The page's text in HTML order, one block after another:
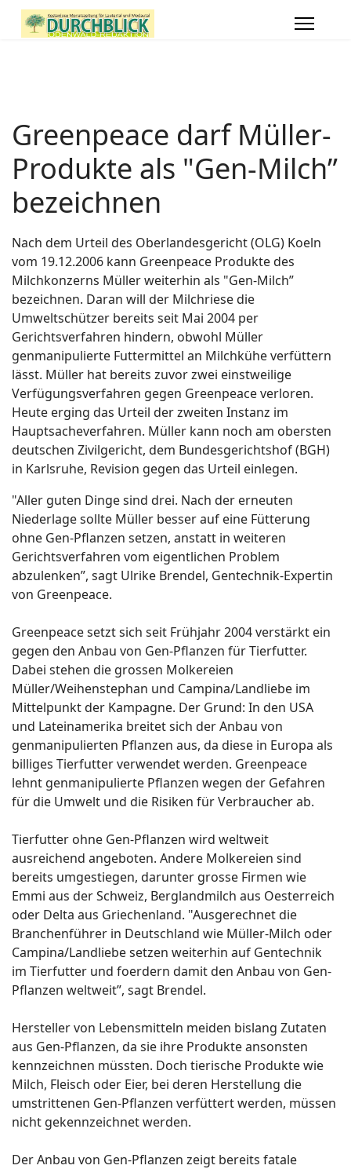
Greenpeace darf Müller-
Produkte als "Gen-Milch”
bezeichnen
Nach dem Urteil des Oberlandesgericht (OLG) Koeln
vom 19.12.2006 kann Greenpeace Produkte des
Milchkonzerns Müller weiterhin als "Gen-Milch”
bezeichnen. Daran will der Milchriese die
Umweltschützer bereits seit Mai 2004 per
Gerichtsverfahren hindern, obwohl Müller
genmanipulierte Futtermittel an Milchkühe verfüttern
lässt. Müller hat bereits zuvor zwei einstweilige
Verfügungsverfahren gegen Greenpeace verloren.
Heute erging das Urteil der zweiten Instanz im
Hauptsacheverfahren. Müller kann noch am obersten
deutschen Zivilgericht, dem Bundesgerichtshof (BGH)
in Karlsruhe, Revision gegen das Urteil einlegen.
"Aller guten Dinge sind drei. Nach der erneuten
Niederlage sollte Müller besser auf eine Fütterung
ohne Gen-Pflanzen setzen, anstatt in weiteren
Gerichtsverfahren vom eigentlichen Problem
abzulenken”, sagt Ulrike Brendel, Gentechnik-Expertin
von Greenpeace.
Greenpeace setzt sich seit Frühjahr 2004 verstärkt ein
gegen den Anbau von Gen-Pflanzen für Tierfutter.
Dabei stehen die grossen Molkereien
Müller/Weihenstephan und Campina/Landliebe im
Mittelpunkt der Kampagne. Der Grund: In den USA
und Lateinamerika breitet sich der Anbau von
genmanipulierten Pflanzen aus, da diese in Europa als
billiges Tierfutter verwendet werden. Greenpeace
lehnt genmanipulierte Pflanzen wegen der Gefahren
für die Umwelt und die Risiken für Verbraucher ab.
Tierfutter ohne Gen-Pflanzen wird weltweit
ausreichend angeboten. Andere Molkereien sind
bereits umgestiegen, darunter grosse Firmen wie
Emmi aus der Schweiz, Berglandmilch aus Oesterreich
oder Delta aus Griechenland. "Ausgerechnet die
Branchenführer in Deutschland wie Müller-Milch oder
Campina/Landliebe setzen weiterhin auf Gentechnik
im Tierfutter und foerdern damit den Anbau von Gen-
Pflanzen weltweit”, sagt Brendel.
Hersteller von Lebensmitteln meiden bislang Zutaten
aus Gen-Pflanzen, da sie ihre Produkte ansonsten
kennzeichnen müssten. Doch tierische Produkte wie
Milch, Fleisch oder Eier, bei deren Herstellung die
umstrittenen Gen-Pflanzen verfüttert werden, müssen
nicht gekennzeichnet werden.
Der Anbau von Gen-Pflanzen zeigt bereits fatale